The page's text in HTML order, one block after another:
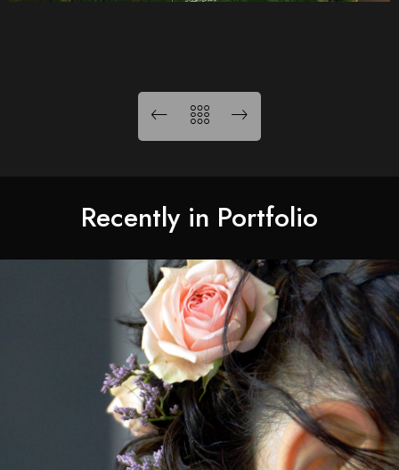
Recently in Portfolio